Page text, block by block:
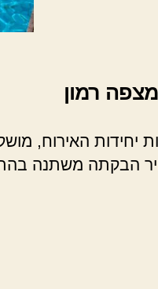
רמון
יחידות האירוח,
הבקתה משתנה